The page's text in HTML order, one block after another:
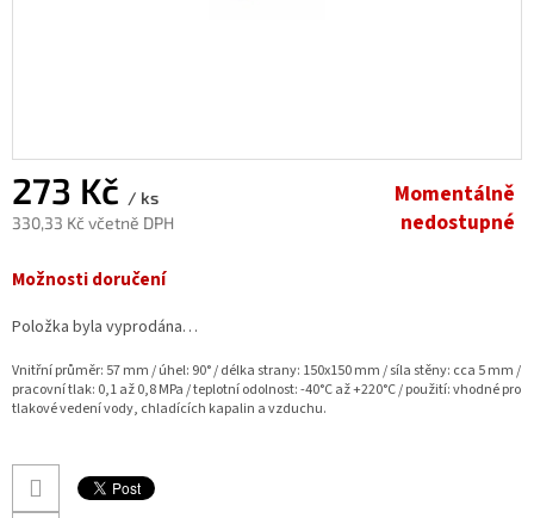
273 Kč / ks
330,33 Kč včetně DPH
cena:
Momentálně
nedostupné
Možnosti doručení
Položka byla vyprodána…
Vnitřní průměr: 57 mm / úhel: 90° / délka strany: 150x150 mm / síla stěny: cca 5 mm /
pracovní tlak: 0,1 až 0,8 MPa / teplotní odolnost: -40°C až +220°C / použití: vhodné pro
tlakové vedení vody, chladících kapalin a vzduchu.